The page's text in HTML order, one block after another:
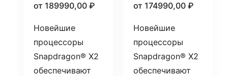
от 189990,00 ₽
Новейшие
процессоры
Snapdragon® X2
обеспечивают
от 174990,00 ₽
Новейшие
процессоры
Snapdragon® X2
обеспечивают